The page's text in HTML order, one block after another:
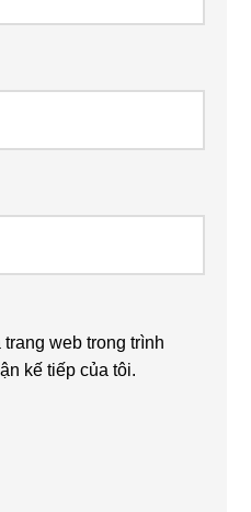
web trong trình
kế tiếp của tôi.